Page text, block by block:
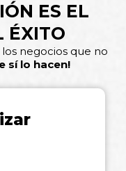
ES EL
ÉXITO
los negocios que no
sí lo hacen!